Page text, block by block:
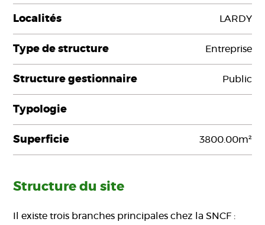
Localités LARDY
Type de structure Entreprise
Structure gestionnaire Public
Typologie
Superficie 3800.00m²
Structure du site
Il existe trois branches principales chez la SNCF :